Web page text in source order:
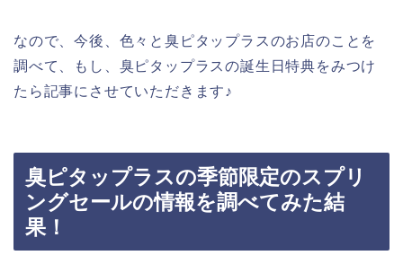
なので、今後、色々と臭ピタップラスのお店のことを
調べて、もし、臭ピタップラスの誕生日特典をみつけ
たら記事にさせていただきます♪
臭ピタップラスの季節限定のスプリ
ングセールの情報を調べてみた結
果！